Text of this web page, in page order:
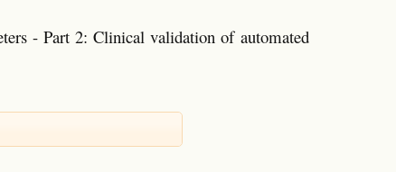
- Part 2: Clinical validation of automated